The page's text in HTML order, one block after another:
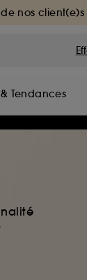
de nos
Tendances